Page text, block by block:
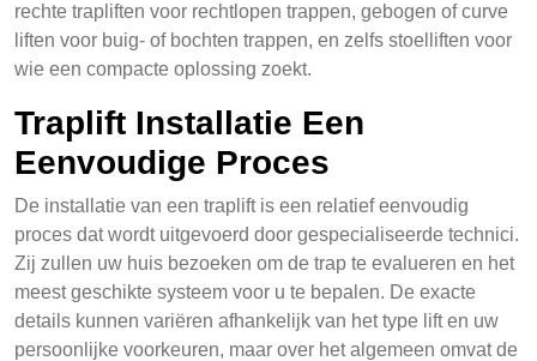
rechte trapliften voor rechtlopen trappen, gebogen of curve
liften voor buig- of bochten trappen, en zelfs stoelliften voor
wie een compacte oplossing zoekt.
Traplift Installatie Een
Eenvoudige Proces
De installatie van een traplift is een relatief eenvoudig
proces dat wordt uitgevoerd door gespecialiseerde technici.
Zij zullen uw huis bezoeken om de trap te evalueren en het
meest geschikte systeem voor u te bepalen. De exacte
details kunnen variëren afhankelijk van het type lift en uw
persoonlijke voorkeuren, maar over het algemeen omvat de